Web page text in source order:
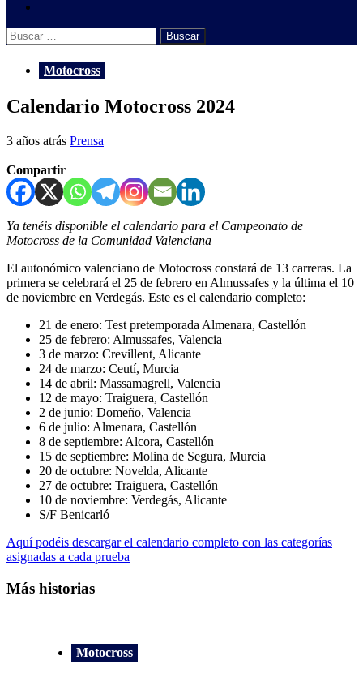
Buscar:
Motocross
Calendario Motocross 2024
3 años atrás Prensa
Compartir
Ya tenéis disponible el calendario para el Campeonato de
Motocross de la Comunidad Valenciana
El autonómico valenciano de Motocross constará de 13 carreras. La
primera se celebrará el 25 de febrero en Almussafes y la última el 10
de noviembre en Verdegás. Este es el calendario completo:
21 de enero: Test pretemporada Almenara, Castellón
25 de febrero: Almussafes, Valencia
3 de marzo: Crevillent, Alicante
24 de marzo: Ceutí, Murcia
14 de abril: Massamagrell, Valencia
12 de mayo: Traiguera, Castellón
2 de junio: Domeño, Valencia
6 de julio: Almenara, Castellón
8 de septiembre: Alcora, Castellón
15 de septiembre: Molina de Segura, Murcia
20 de octubre: Novelda, Alicante
27 de octubre: Traiguera, Castellón
10 de noviembre: Verdegás, Alicante
S/F Benicarló
Aquí podéis descargar el calendario completo con las categorías
asignadas a cada prueba
Más historias
Motocross